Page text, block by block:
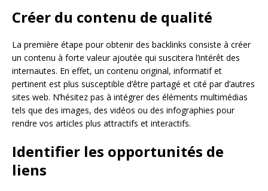
Créer du contenu de qualité
La première étape pour obtenir des backlinks consiste à créer
un contenu à forte valeur ajoutée qui suscitera l’intérêt des
internautes. En effet, un contenu original, informatif et
pertinent est plus susceptible d’être partagé et cité par d’autres
sites web. N’hésitez pas à intégrer des éléments multimédias
tels que des images, des vidéos ou des infographies pour
rendre vos articles plus attractifs et interactifs.
Identifier les opportunités de
liens